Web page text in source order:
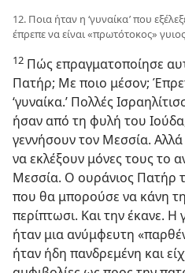
12. Ποια ήταν η ‘γυναίκα’ που
έπρεπε να είναι «πρωτότοκος»
12 Πώς επραγματοποίησε
Πατήρ; Με ποιο μέσον;
‘γυναίκα.’ Πολλές
ήσαν από τη φυλή του
γεννήσουν τον Μεσσία.
να εκλέξουν μόνες τους το
Μεσσία. Ο ουράνιος Πατήρ
που θα μπορούσε να κάνη
περίπτωσι. Και την έκανε. Η
ήταν μια ανύμφευτη
ήταν ήδη πανδρεμένη και